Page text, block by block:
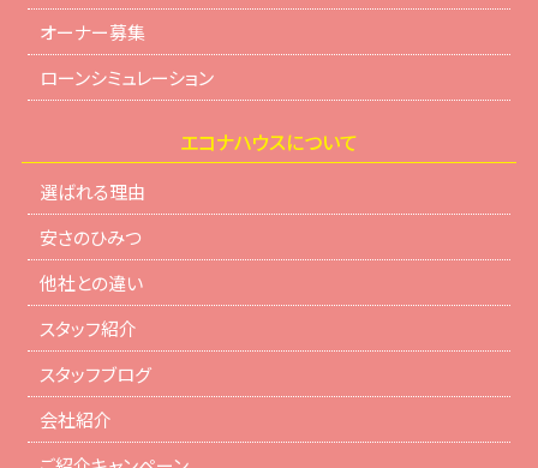
オーナー募集
ローンシミュレーション
エコナハウスについて
選ばれる理由
安さのひみつ
他社との違い
スタッフ紹介
スタッフブログ
会社紹介